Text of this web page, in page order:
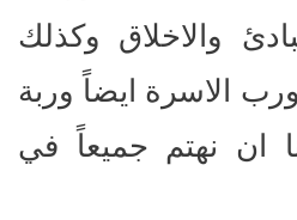
والاخلاق وكذلك
الاسرة ايضاً وربة
ان نهتم جميعاً في